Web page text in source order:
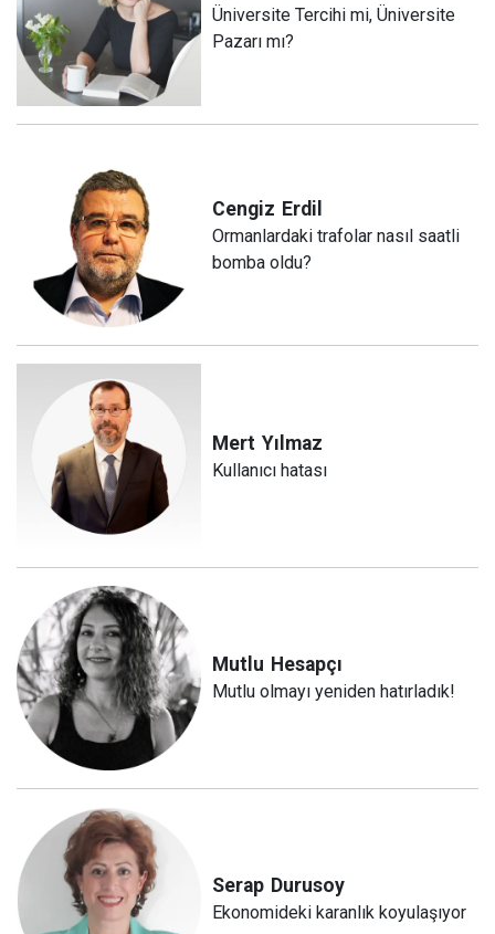
Üniversite Tercihi mi, Üniversite
Pazarı mı?
Cengiz Erdil
Ormanlardaki trafolar nasıl saatli
bomba oldu?
Mert Yılmaz
Kullanıcı hatası
Mutlu Hesapçı
Mutlu olmayı yeniden hatırladık!
Serap Durusoy
Ekonomideki karanlık koyulaşıyor